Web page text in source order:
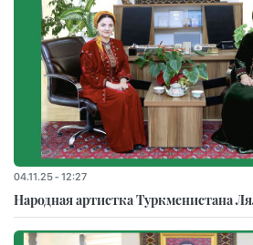
04.11.25 - 12:27
Народная артистка Туркменистана